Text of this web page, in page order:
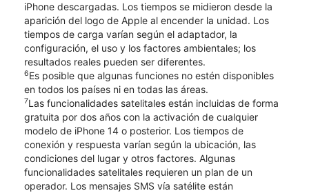
iPhone descargadas. Los tiempos se midieron desde la
aparición del logo de Apple al encender la unidad. Los
tiempos de carga varían según el adaptador, la
configuración, el uso y los factores ambientales; los
resultados reales pueden ser diferentes.
6Es posible que algunas funciones no estén disponibles
en todos los países ni en todas las áreas.
7Las funcionalidades satelitales están incluidas de forma
gratuita por dos años con la activación de cualquier
modelo de iPhone 14 o posterior. Los tiempos de
conexión y respuesta varían según la ubicación, las
condiciones del lugar y otros factores. Algunas
funcionalidades satelitales requieren un plan de un
operador. Los mensajes SMS vía satélite están